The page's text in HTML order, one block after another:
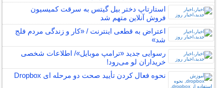
استارتاپ دختر بیل گیتس به سرقت کمیسیون
فروش آنلاین متهم شد
اعتراض به قطعی اینترنت / «کار و زندگی مردم فلج
شد»
رسوایی جدید «ترامپ موبایل»/ اطلاعات شخصی
خریداران لو می‌رود!
نحوه فعال کردن تأیید صحت دو مرحله ای Dropbox